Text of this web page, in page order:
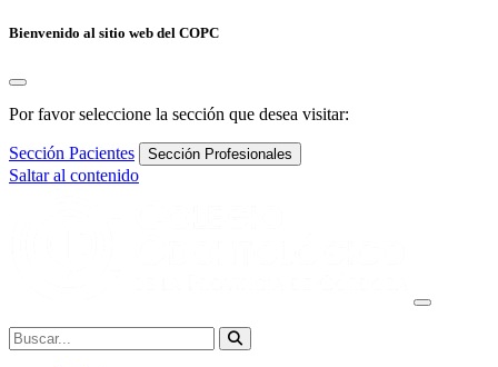
Bienvenido al sitio web del COPC
Por favor seleccione la sección que desea visitar:
Sección Pacientes Sección Profesionales
Saltar al contenido
Buscar: